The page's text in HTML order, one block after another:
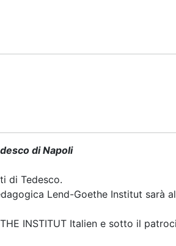
di Napoli
di Tedesco.
Lend-Goethe Institut sarà
INSTITUT Italien e sotto il